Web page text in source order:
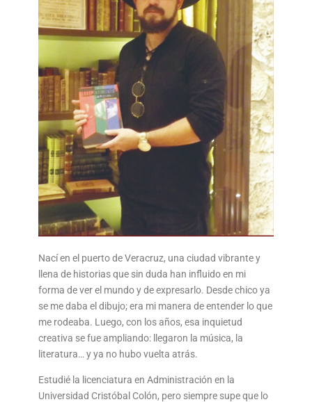
Nací en el puerto de Veracruz, una ciudad vibrante y
llena de historias que sin duda han influido en mi
forma de ver el mundo y de expresarlo. Desde chico ya
se me daba el dibujo; era mi manera de entender lo que
me rodeaba. Luego, con los años, esa inquietud
creativa se fue ampliando: llegaron la música, la
literatura… y ya no hubo vuelta atrás.
Estudié la licenciatura en Administración en la
Universidad Cristóbal Colón, pero siempre supe que lo